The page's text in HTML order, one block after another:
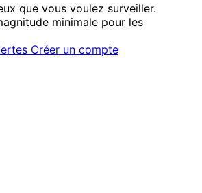
que vous voulez surveiller.
minimale pour les
Créer un compte